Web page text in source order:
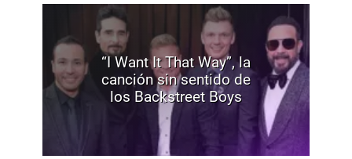
“I Want It That Way”, la
canción sin sentido de
los Backstreet Boys